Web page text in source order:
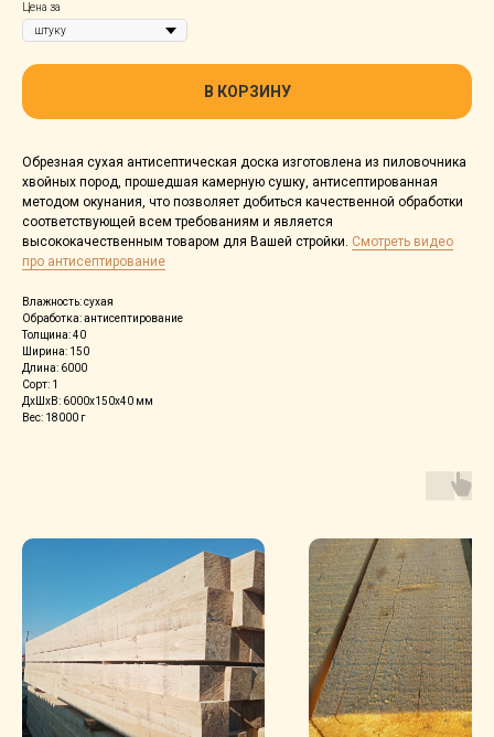
Цена за
В КОРЗИНУ
Обрезная сухая антисептическая доска изготовлена из пиловочника
хвойных пород, прошедшая камерную сушку, антисептированная
методом окунания, что позволяет добиться качественной обработки
соответствующей всем требованиям и является
высококачественным товаром для Вашей стройки. Смотреть видео
про антисептирование
Влажность: сухая
Обработка: aнтиceптиpoвaние
Толщина: 40
Ширина: 150
Длина: 6000
Сорт: 1
ДxШxВ: 6000x150x40 мм
Вес: 18000 г